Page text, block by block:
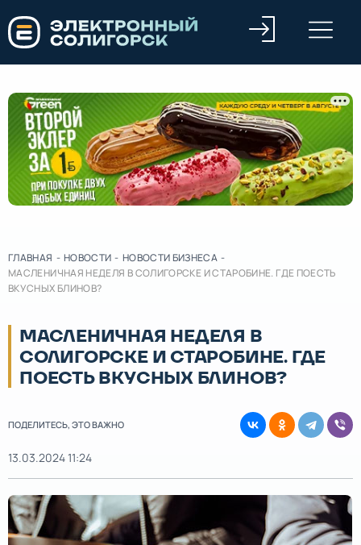
ГЛАВНАЯ - НОВОСТИ - НОВОСТИ БИЗНЕСА -
МАСЛЕНИЧНАЯ НЕДЕЛЯ В СОЛИГОРСКЕ И СТАРОБИНЕ. ГДЕ ПОЕСТЬ
ВКУСНЫХ БЛИНОВ?
МАСЛЕНИЧНАЯ НЕДЕЛЯ В
СОЛИГОРСКЕ И СТАРОБИНЕ. ГДЕ
ПОЕСТЬ ВКУСНЫХ БЛИНОВ?
ПОДЕЛИТЕСЬ, ЭТО ВАЖНО
13.03.2024 11:24